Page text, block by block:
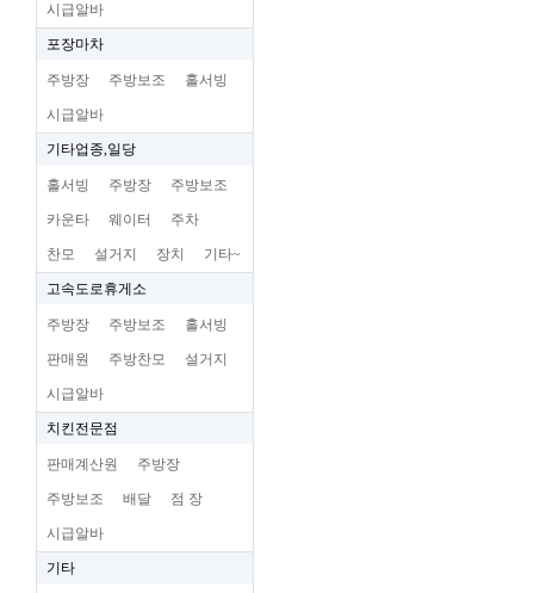
시급알바
포장마차
주방장 주방보조 홀서빙
시급알바
기타업종,일당
홀서빙 주방장 주방보조
카운타 웨이터 주차
찬모 설거지 장치 기타~
고속도로휴게소
주방장 주방보조 홀서빙
판매원 주방찬모 설거지
시급알바
치킨전문점
판매계산원 주방장
주방보조 배달 점 장
시급알바
기타